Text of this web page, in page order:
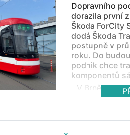
Dopravního
dorazila první
Škoda ForCity
dodá Škoda
postupně v
roku. Do
podnik chce
komponentů
„ V Brně v
tramvají
provozně, tak